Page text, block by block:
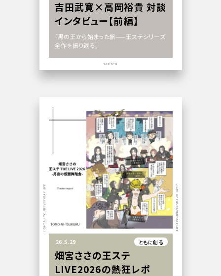
吉田武寛×高岡裕貴 対談
インタビュー【前編】
「黒の王から始まった旅——王ステシリーズ
全作を振り返る」
SKETCH
26.5.29 ともに創る
畑宮ささの王ステ
LIVE2026の熱狂レポ
LIGHT UP YOUR EVERYDAY LIFE LIGHT UP YOUR EVERYDAY LIFE